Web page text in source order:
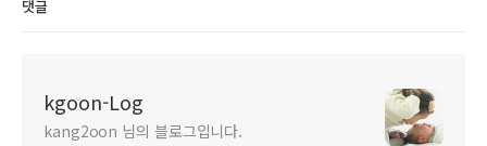
댓글
kgoon-Log
kang2oon 님의 블로그입니다.